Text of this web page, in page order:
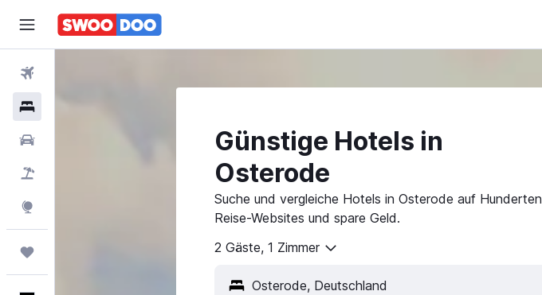
Günstige Hotels in
Osterode
Suche und vergleiche Hotels in Osterode auf Hunderten
Reise-Websites und spare Geld.
2 Gäste, 1 Zimmer
Osterode, Deutschland